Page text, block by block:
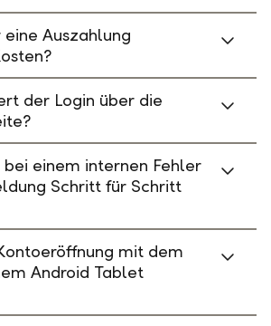
Auszahlung
der Login über die
bei einem internen Fehler
Schritt für Schritt
mit dem
Android Tablet